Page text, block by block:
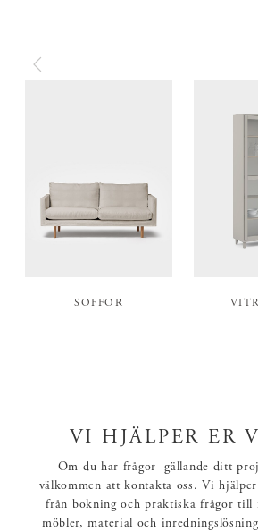
SOFFOR
VI HJÄLPER ER
Om du har frågor gällande ditt
välkommen att kontakta oss. Vi
från bokning och praktiska frågor till
möbler, material och